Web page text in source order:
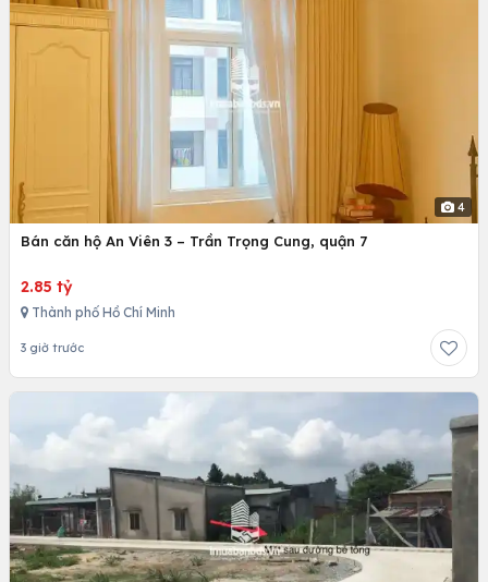
4
Bán căn hộ An Viên 3 – Trần Trọng Cung, quận 7
2.85 tỷ
Thành phố Hồ Chí Minh
3 giờ trước